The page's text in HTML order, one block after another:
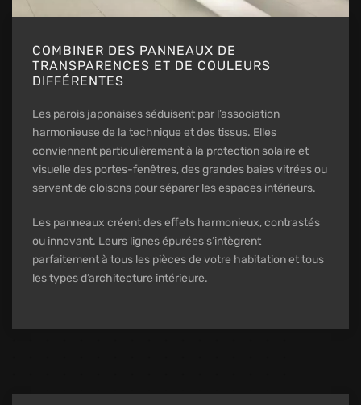
COMBINER DES PANNEAUX DE
TRANSPARENCES ET DE COULEURS
DIFFÉRENTES
Les parois japonaises séduisent par l’association
harmonieuse de la technique et des tissus. Elles
conviennent particulièrement à la protection solaire et
visuelle des portes-fenêtres, des grandes baies vitrées ou
servent de cloisons pour séparer les espaces intérieurs.
Les panneaux créent des effets harmonieux, contrastés
ou innovant. Leurs lignes épurées s’intègrent
parfaitement à tous les pièces de votre habitation et tous
les types d’architecture intérieure.